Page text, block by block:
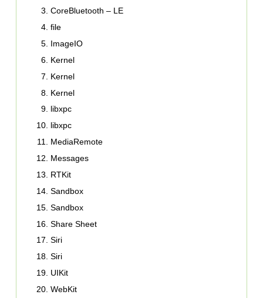
CoreBluetooth – LE
file
ImageIO
Kernel
Kernel
Kernel
libxpc
libxpc
MediaRemote
Messages
RTKit
Sandbox
Sandbox
Share Sheet
Siri
Siri
UIKit
WebKit